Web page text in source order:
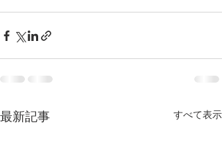
最新記事 すべて表示